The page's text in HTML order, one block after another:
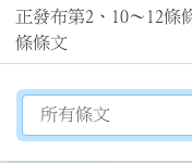
正發布第2、10～12條
條條文
切換選擇法規資訊內容